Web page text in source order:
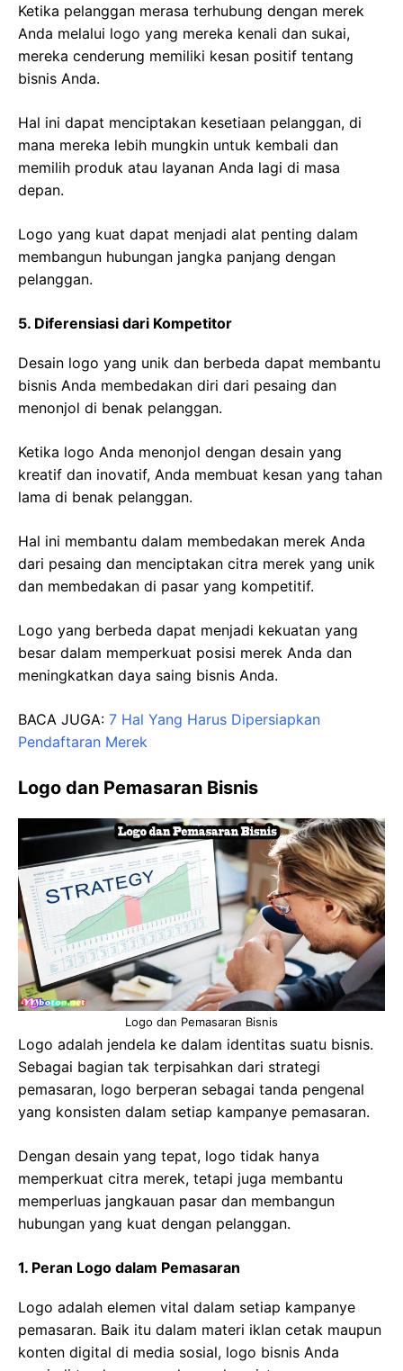
Ketika pelanggan merasa terhubung dengan merek
Anda melalui logo yang mereka kenali dan sukai,
mereka cenderung memiliki kesan positif tentang
bisnis Anda.
Hal ini dapat menciptakan kesetiaan pelanggan, di
mana mereka lebih mungkin untuk kembali dan
memilih produk atau layanan Anda lagi di masa
depan.
Logo yang kuat dapat menjadi alat penting dalam
membangun hubungan jangka panjang dengan
pelanggan.
5. Diferensiasi dari Kompetitor
Desain logo yang unik dan berbeda dapat membantu
bisnis Anda membedakan diri dari pesaing dan
menonjol di benak pelanggan.
Ketika logo Anda menonjol dengan desain yang
kreatif dan inovatif, Anda membuat kesan yang tahan
lama di benak pelanggan.
Hal ini membantu dalam membedakan merek Anda
dari pesaing dan menciptakan citra merek yang unik
dan membedakan di pasar yang kompetitif.
Logo yang berbeda dapat menjadi kekuatan yang
besar dalam memperkuat posisi merek Anda dan
meningkatkan daya saing bisnis Anda.
BACA JUGA: 7 Hal Yang Harus Dipersiapkan
Pendaftaran Merek
Logo dan Pemasaran Bisnis
Logo dan Pemasaran Bisnis
Logo adalah jendela ke dalam identitas suatu bisnis.
Sebagai bagian tak terpisahkan dari strategi
pemasaran, logo berperan sebagai tanda pengenal
yang konsisten dalam setiap kampanye pemasaran.
Dengan desain yang tepat, logo tidak hanya
memperkuat citra merek, tetapi juga membantu
memperluas jangkauan pasar dan membangun
hubungan yang kuat dengan pelanggan.
1. Peran Logo dalam Pemasaran
Logo adalah elemen vital dalam setiap kampanye
pemasaran. Baik itu dalam materi iklan cetak maupun
konten digital di media sosial, logo bisnis Anda